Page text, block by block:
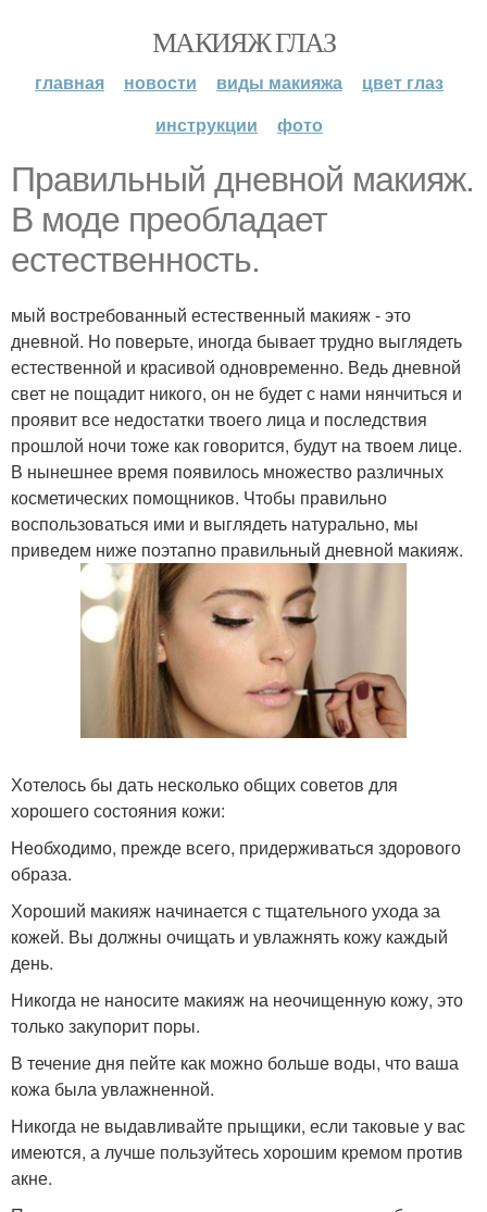
МАКИЯЖ ГЛАЗ
главная новости виды макияжа
цвет глаз
инструкции
фото
Правильный дневной макияж.
В моде преобладает
естественность.
мый востребованный естественный макияж - это
дневной. Но поверьте, иногда бывает трудно выглядеть
естественной и красивой одновременно. Ведь дневной
свет не пощадит никого, он не будет с нами нянчиться и
проявит все недостатки твоего лица и последствия
прошлой ночи тоже как говорится, будут на твоем лице.
В нынешнее время появилось множество различных
косметических помощников. Чтобы правильно
воспользоваться ими и выглядеть натурально, мы
приведем ниже поэтапно правильный дневной макияж.
Хотелось бы дать несколько общих советов для
хорошего состояния кожи:
Необходимо, прежде всего, придерживаться здорового
образа.
Хороший макияж начинается с тщательного ухода за
кожей. Вы должны очищать и увлажнять кожу каждый
день.
Никогда не наносите макияж на неочищенную кожу, это
только закупорит поры.
В течение дня пейте как можно больше воды, что ваша
кожа была увлажненной.
Никогда не выдавливайте прыщики, если таковые у вас
имеются, а лучше пользуйтесь хорошим кремом против
акне.